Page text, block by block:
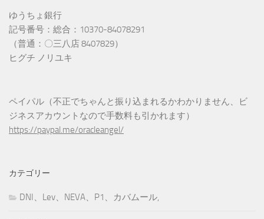
ゆうちょ銀行
記号番号：総合：10370-84078291
（普通：〇三八店 8407829）
ヒグチ ノリユキ
ペイパル（不正でちゃんと振り込まれるかわかりません、ビ
ジネスアカウントなので手数料も引かれます）
https://paypal.me/oracleangel/
カテゴリー
DNI、Lev、NEVA、P1、カバムール,